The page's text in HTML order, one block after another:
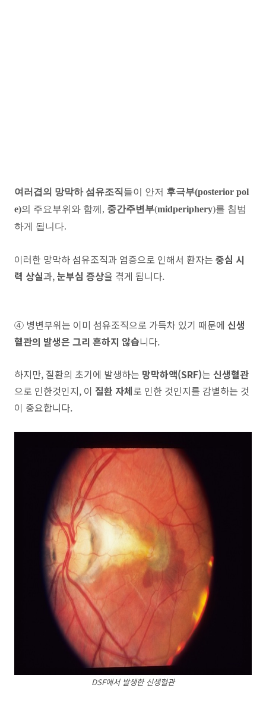
여러겹의 망막하 섬유조직들이 안저 후극부(posterior pol
e)의 주요부위와 함께, 중간주변부(midperiphery)를 침범
하게 됩니다.
이러한 망막하 섬유조직과 염증으로 인해서 환자는 중심 시
력 상실과,눈부심 증상을 겪게 됩니다.
④ 병변부위는 이미 섬유조직으로 가득차 있기 때문에 신생
혈관의 발생은 그리 흔하지 않습니다.
하지만, 질환의 초기에 발생하는 망막하액(SRF)는 신생혈관
으로 인한것인지, 이 질환 자체로 인한 것인지를 감별하는 것
이 중요합니다.
DSF에서 발생한 신생혈관